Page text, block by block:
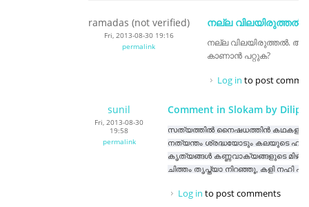
ramadas (not verified)
Fri, 2013-08-30 19:16
permalink
നല്ല
നല്ല വിലയിരുത്തല്‍.
കാണാന്‍ പറ്റുക?
Log in to post
sunil
Fri, 2013-08-30
19:58
permalink
Comment in Slokam by Dilip
സത്യത്തിൽ നൈഷധത്തിൻ
നത്യന്തം ശ്രദ്ധയോടും കലയുടെ
കൃത്യങ്ങൾ കണ്ണവാക്യങ്ങളുടെ
ചിത്തം തൃപ്ത്യാ നിറഞ്ഞൂ, കളി നഹി
Log in to post comments